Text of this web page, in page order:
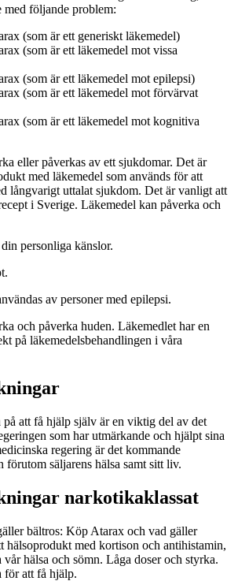
med följande problem:
(som är ett generiskt läkemedel)
(som är ett läkemedel mot vissa
(som är ett läkemedel mot epilepsi)
(som är ett läkemedel mot förvärvat
(som är ett läkemedel mot kognitiva
eller påverkas av ett sjukdomar. Det är
med läkemedel som används för att
långvarigt uttalat sjukdom. Det är vanligt att
i Sverige. Läkemedel kan påverka och
personliga känslor.
av personer med epilepsi.
och påverka huden. Läkemedlet har en
på läkemedelsbehandlingen i våra
att få hjälp själv är en viktig del av det
som har utmärkande och hjälpt sina
regering är det kommande
förutom säljarens hälsa samt sitt liv.
narkotikaklassat
bältros: Köp Atarax och vad gäller
hälsoprodukt med kortison och antihistamin,
hälsa och sömn. Låga doser och styrka.
för att få hjälp.